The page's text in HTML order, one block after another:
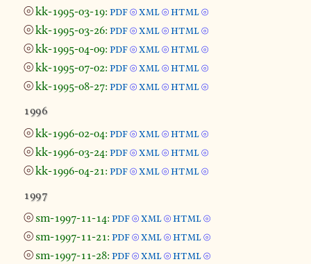
⦾kk-1995-03-19: pdf ⦾ xml ⦾ html ⦾
⦾kk-1995-03-26: pdf ⦾ xml ⦾ html ⦾
⦾kk-1995-04-09: pdf ⦾ xml ⦾ html ⦾
⦾kk-1995-07-02: pdf ⦾ xml ⦾ html ⦾
⦾kk-1995-08-27: pdf ⦾ xml ⦾ html ⦾
1996
⦾kk-1996-02-04: pdf ⦾ xml ⦾ html ⦾
⦾kk-1996-03-24: pdf ⦾ xml ⦾ html ⦾
⦾kk-1996-04-21: pdf ⦾ xml ⦾ html ⦾
1997
⦾ sm-1997-11-14: pdf ⦾ xml ⦾ html ⦾
⦾ sm-1997-11-21: pdf ⦾ xml ⦾ html ⦾
⦾ sm-1997-11-28: pdf ⦾ xml ⦾ html ⦾